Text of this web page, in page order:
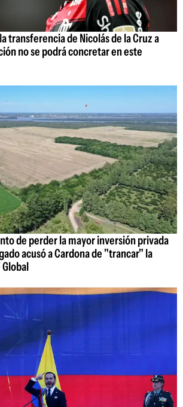
transferencia de Nicolás de la Cruz a
no se podrá concretar en este
de perder la mayor inversión privada
acusó a Cardona de "trancar" la